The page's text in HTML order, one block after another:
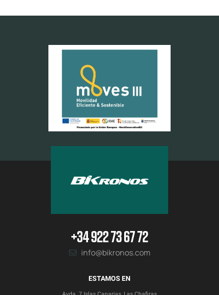
+34 922 73 67 72
info@bikronos.com
ESTAMOS EN